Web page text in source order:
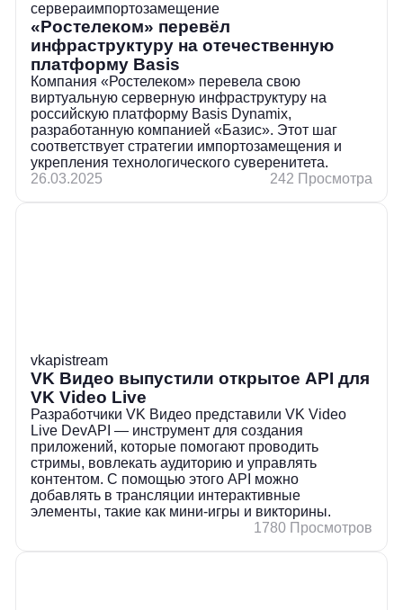
сервераимпортозамещение
«Ростелеком» перевёл
инфраструктуру на отечественную
платформу Basis
Компания «Ростелеком» перевела свою
виртуальную серверную инфраструктуру на
российскую платформу Basis Dynamix,
разработанную компанией «Базис». Этот шаг
соответствует стратегии импортозамещения и
укрепления технологического суверенитета.
26.03.2025
242 Просмотра
vkapistream
VK Видео выпустили открытое API для
VK Video Live
Разработчики VK Видео представили VK Video
Live DevAPI — инструмент для создания
приложений, которые помогают проводить
стримы, вовлекать аудиторию и управлять
контентом. С помощью этого API можно
добавлять в трансляции интерактивные
элементы, такие как мини-игры и викторины.
1780 Просмотров